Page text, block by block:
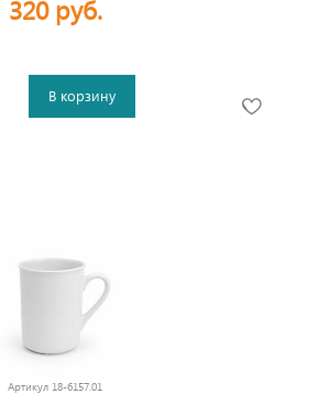
320 руб.
В корзину
Артикул 18-6157.01